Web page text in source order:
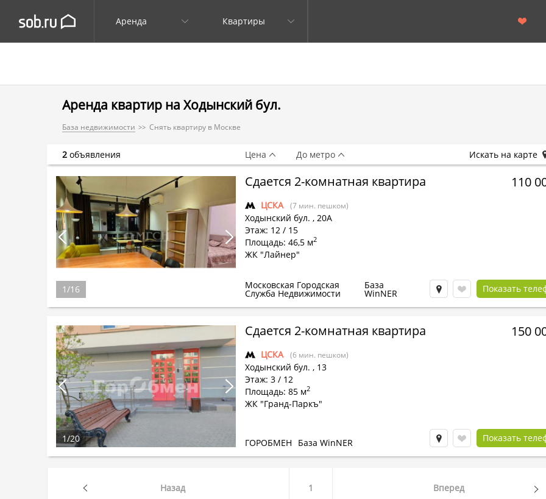
Аренда Квартиры
Аренда квартир на Ходынский бул.
База недвижимости Снять квартиру в Москве
Сдается 2-комнатная квартира
ЦСКА (7 мин. пешком)
Ходынский бул. , 20А
Этаж: 12 / 15
Площадь: 46,5 м2
ЖК "Лайнер"
110
Московская Городская
Служба Недвижимости
База
WinNER Показать
1/16
Сдается 2-комнатная квартира
ЦСКА (6 мин. пешком)
Ходынский бул. , 13
Этаж: 3 / 12
Площадь: 85 м2
ЖК "Гранд-Паркъ"
150
ГОРОБМЕН База WinNER Показать
1/20
2 объявления Цена До метро Искать на карте
Назад 1 Вперед